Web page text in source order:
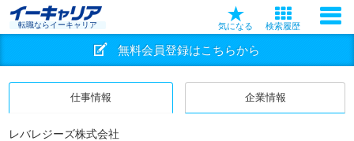
転職ならイーキャリア 気になる 検索履歴
無料会員登録はこちらから
仕事情報 企業情報
レバレジーズ株式会社